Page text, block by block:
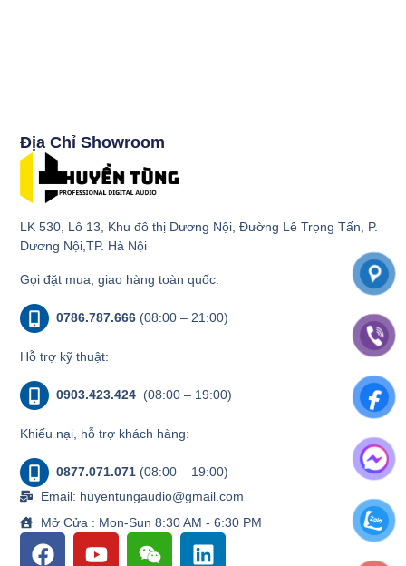
Địa Chỉ Showroom
LK 530, Lô 13, Khu đô thị Dương Nội, Đường Lê Trọng Tấn, P.
Dương Nội,TP. Hà Nội
Gọi đặt mua, giao hàng toàn quốc.
0786.787.666 (08:00 – 21:00)
Hỗ trợ kỹ thuật:
0903.423.424 (08:00 – 19:00)
Khiếu nại, hỗ trợ khách hàng:
0877.071.071 (08:00 – 19:00)
Email: huyentungaudio@gmail.com
Mở Cửa : Mon-Sun 8:30 AM - 6:30 PM